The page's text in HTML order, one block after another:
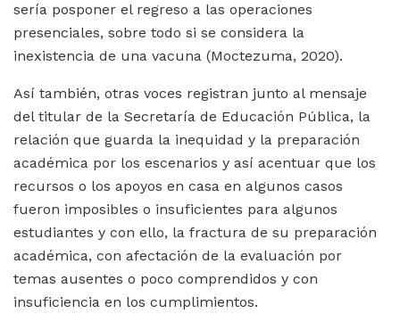
sería posponer el regreso a las operaciones
presenciales, sobre todo si se considera la
inexistencia de una vacuna (Moctezuma, 2020).
Así también, otras voces registran junto al mensaje
del titular de la Secretaría de Educación Pública, la
relación que guarda la inequidad y la preparación
académica por los escenarios y así acentuar que los
recursos o los apoyos en casa en algunos casos
fueron imposibles o insuficientes para algunos
estudiantes y con ello, la fractura de su preparación
académica, con afectación de la evaluación por
temas ausentes o poco comprendidos y con
insuficiencia en los cumplimientos.